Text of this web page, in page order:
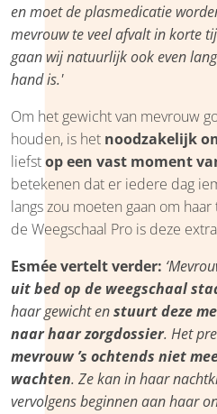
en moet de plasmedicatie
mevrouw te veel afvalt in korte
gaan wij natuurlijk ook even
hand is.'
Om het gewicht van mevrouw
houden, is het noodzakelijk
liefstop een vast moment
betekenen dat er iedere dag
langs zou moeten gaan om
de Weegschaal Pro is deze
Esmée vertelt verder:
uit bed op de weegschaal
haar gewicht enstuurt deze
naar haar zorgdossier. Het
mevrouw ’s ochtends niet
wachten. Ze kan in haar
vervolgens beginnen aan haar